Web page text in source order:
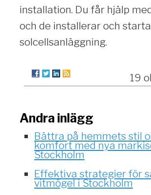
installation. Du får hjälp
och de installerar och
solcellsanläggning.
19
Andra inlägg
Bättra på hemmets stil
komfort med nya
Stockholm
Effektiva strategier för
vitmögel i Stockholm